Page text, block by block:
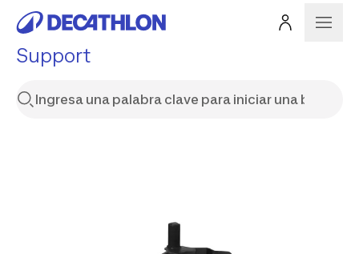
Support